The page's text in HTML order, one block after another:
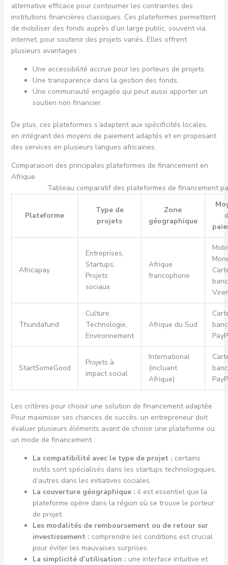
alternative efficace pour contourner les contraintes des
institutions financières classiques. Ces plateformes permettent
de mobiliser des fonds auprès d’un large public, souvent via
internet, pour soutenir des projets variés. Elles offrent
plusieurs avantages :
Une accessibilité accrue pour les porteurs de projets.
Une transparence dans la gestion des fonds.
Une communauté engagée qui peut aussi apporter un
soutien non financier.
De plus, ces plateformes s’adaptent aux spécificités locales,
en intégrant des moyens de paiement adaptés et en proposant
des services en plusieurs langues africaines.
Comparaison des principales plateformes de financement en
Afrique
Tableau comparatif des plateformes de financement
Plateforme
Type de
projets
Zone
géographique
Africapay
Entreprises,
Startups,
Projets
sociaux
Afrique
francophone
Thundafund
Culture,
Technologie,
Environnement
Afrique du Sud
StartSomeGood
Projets à
impact social
International
(incluant
Afrique)
Les critères pour choisir une solution de financement adaptée
Pour maximiser ses chances de succès, un entrepreneur doit
évaluer plusieurs éléments avant de choisir une plateforme ou
un mode de financement :
La compatibilité avec le type de projet : certains
outils sont spécialisés dans les startups technologiques,
d’autres dans les initiatives sociales.
La couverture géographique : il est essentiel que la
plateforme opère dans la région où se trouve le porteur
de projet.
Les modalités de remboursement ou de retour sur
investissement : comprendre les conditions est crucial
pour éviter les mauvaises surprises.
La simplicité d’utilisation : une interface intuitive et